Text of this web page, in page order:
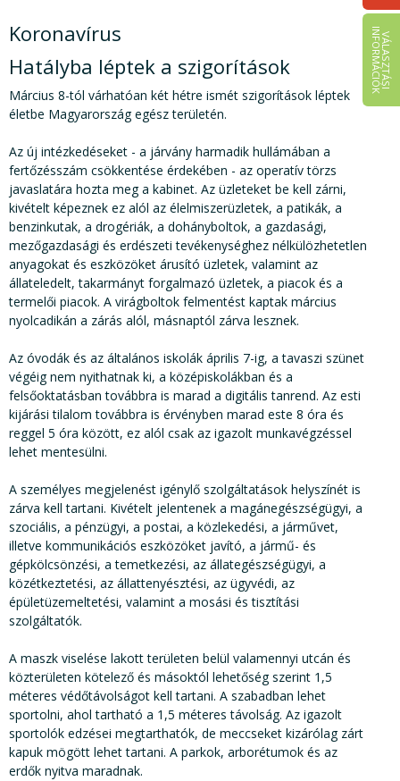
V
Á
L
A
S
Z
T
Á
S
I
IN
F
O
R
M
Á
C
I
Ó
K
Koronavírus
Hatályba léptek a szigorítások
Március 8-tól várhatóan két hétre ismét szigorítások léptek
életbe Magyarország egész területén.
Az új intézkedéseket - a járvány harmadik hullámában a
fertőzésszám csökkentése érdekében - az operatív törzs
javaslatára hozta meg a kabinet. Az üzleteket be kell zárni,
kivételt képeznek ez alól az élelmiszerüzletek, a patikák, a
benzinkutak, a drogériák, a dohányboltok, a gazdasági,
mezőgazdasági és erdészeti tevékenységhez nélkülözhetetlen
anyagokat és eszközöket árusító üzletek, valamint az
állateledelt, takarmányt forgalmazó üzletek, a piacok és a
termelői piacok. A virágboltok felmentést kaptak március
nyolcadikán a zárás alól, másnaptól zárva lesznek.
Az óvodák és az általános iskolák április 7-ig, a tavaszi szünet
végéig nem nyithatnak ki, a középiskolákban és a
felsőoktatásban továbbra is marad a digitális tanrend. Az esti
kijárási tilalom továbbra is érvényben marad este 8 óra és
reggel 5 óra között, ez alól csak az igazolt munkavégzéssel
lehet mentesülni.
A személyes megjelenést igénylő szolgáltatások helyszínét is
zárva kell tartani. Kivételt jelentenek a magánegészségügyi, a
szociális, a pénzügyi, a postai, a közlekedési, a járművet,
illetve kommunikációs eszközöket javító, a jármű- és
gépkölcsönzési, a temetkezési, az állategészségügyi, a
közétkeztetési, az állattenyésztési, az ügyvédi, az
épületüzemeltetési, valamint a mosási és tisztítási
szolgáltatók.
A maszk viselése lakott területen belül valamennyi utcán és
közterületen kötelező és másoktól lehetőség szerint 1,5
méteres védőtávolságot kell tartani. A szabadban lehet
sportolni, ahol tartható a 1,5 méteres távolság. Az igazolt
sportolók edzései megtarthatók, de meccseket kizárólag zárt
kapuk mögött lehet tartani. A parkok, arborétumok és az
erdők nyitva maradnak.